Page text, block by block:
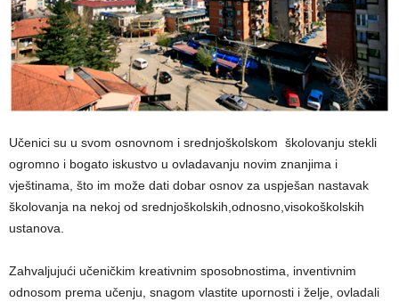
Učenici su u svom osnovnom i srednjoškolskom školovanju stekli
ogromno i bogato iskustvo u ovladavanju novim znanjima i
vještinama, što im može dati dobar osnov za uspješan nastavak
školovanja na nekoj od srednjoškolskih,odnosno,visokoškolskih
ustanova.
Zahvaljujući učeničkim kreativnim sposobnostima, inventivnim
odnosom prema učenju, snagom vlastite upornosti i želje, ovladali